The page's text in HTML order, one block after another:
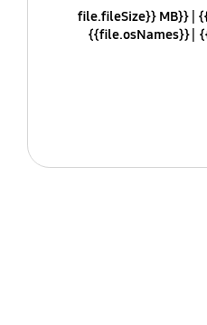
{{file.fileSize}} MB
{{file.osNames}}